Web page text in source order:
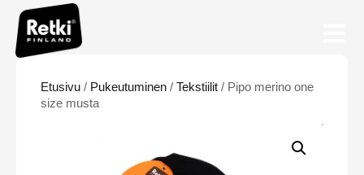
Etusivu / Pukeutuminen / Tekstiilit / Pipo merino one
size musta